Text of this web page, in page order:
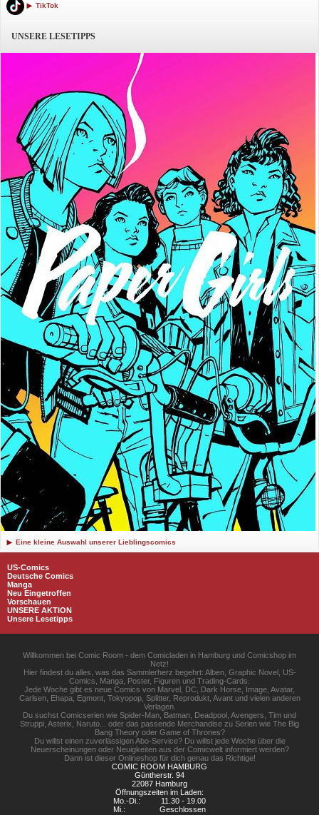
TikTok
UNSERE LESETIPPS
Eine kleine Auswahl unserer Lieblingscomics
US-Comics
Deutsche Comics
Manga
Neu Eingetroffen
Vorschauen
UNSERE AKTION
Unsere Lesetipps
Willkommen bei Comic Room - dem Comicladen in Hamburg und Comicshop im
Netz!
Hier findest du alles, was das Sammlerherz begehrt: Alben, Graphic Novel, US-
Comics, Manga, Poster, Figuren und Trading-Cards.
Jede Woche gibt es neue Comics von Marvel, DC, Dark Horse, Image, Avatar,
Carlsen, Ehapa, Egmont, Tokyopop, Splitter, Reprodukt, Avant und vielen anderen
Verlagen.
Du suchst Comicserien wie Spider-Man, Batman, Deadpool, Avengers, Tim und
Struppi, Asterix, Naruto... oder das passende Merchandise zu Serien wie The Big
Bang Theory oder Game of Thrones?
Du willst einen zuverlässigen Abo-Service? Du willst jede Woche über die
Neuerscheinungen oder Neuigkeiten aus der Comicwelt informiert werden?
Dann ist dieser Onlineshop für dich genau das Richtige!
COMIC ROOM HAMBURG
Güntherstr. 94
22087 Hamburg
Öffnungszeiten im Laden:
Mo.-Di.:
11.30 - 19.00
Mi.:
Geschlossen